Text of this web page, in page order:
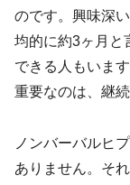
のです。興味深
均的に約3ヶ月と
できる人もいま
重要なのは、継
ノンバーバルヒ
ありません。そ